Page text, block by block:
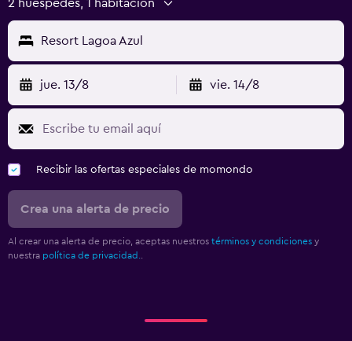
2 huéspedes, 1 habitación
Resort Lagoa Azul
jue. 13/8 vie. 14/8
Recibir las ofertas especiales de momondo
Crea una alerta de precio
Al crear una alerta de precio, aceptas nuestros términos y condiciones y
nuestra política de privacidad.